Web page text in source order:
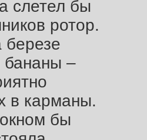
слетел бы
ротор.
березе
–
в карманы.
бы